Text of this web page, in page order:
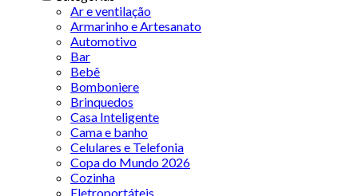
Ar e ventilação
Armarinho e Artesanato
Automotivo
Bar
Bebê
Bomboniere
Brinquedos
Casa Inteligente
Cama e banho
Celulares e Telefonia
Copa do Mundo 2026
Cozinha
Eletroportáteis